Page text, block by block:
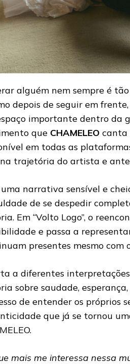
alguém nem sempre é
depois de seguir em
importante dentro da
que CHAMELEO canta
em todas as
trajetória do artista e
uma narrativa sensível e
de se despedir
Em “Volto Logo”, o
e passa a
presentes mesmo com
a diferentes
sobre saudade,
de entender os próprios
que já se tornou
mais me interessa nessa